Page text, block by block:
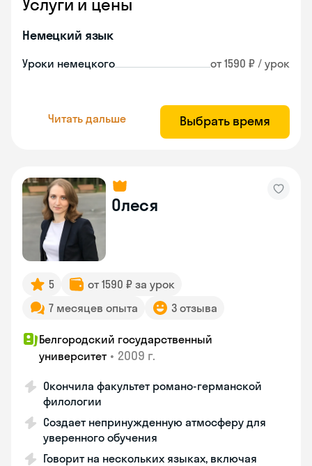
Услуги и цены
Немецкий язык
Уроки немецкого от 1590 ₽ / урок
Читать дальше Выбрать время
Олеся
5
от 1590 ₽ за урок
7 месяцев опыта
3 отзыва
Белгородский государственный
университет • 2009 г.
Окончила факультет романо-германской
филологии
Создает непринужденную атмосферу для
уверенного обучения
Говорит на нескольких языках, включая